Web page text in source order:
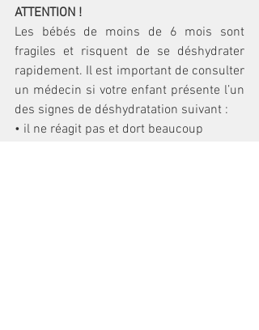
ATTENTION !
Les bébés de moins de 6 mois sont
fragiles et risquent de se déshydrater
rapidement. Il est important de consulter
un médecin si votre enfant présente l’un
des signes de déshydratation suivant :
• il ne réagit pas et dort beaucoup